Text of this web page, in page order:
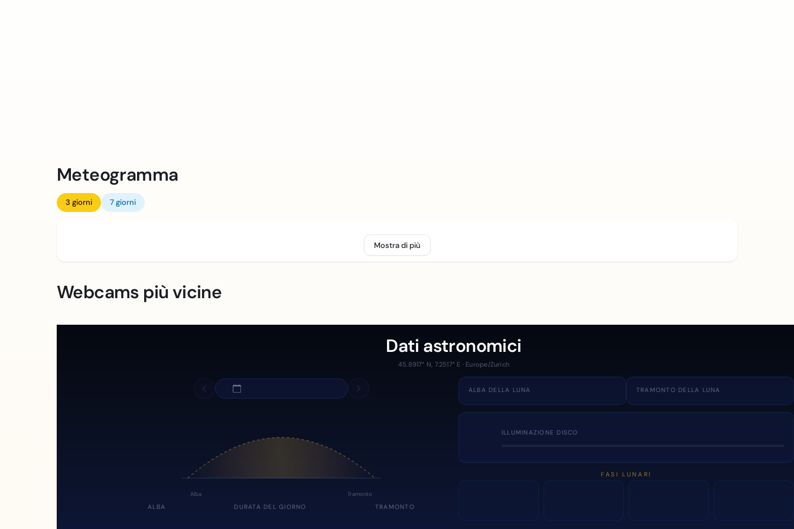
Meteogramma
3 giorni 7 giorni
Mostra di più
Webcams più vicine
Dati astronomici
45.8917° N, 7.2517° E · Europe/Zurich
Alba Tramonto
ALBA DURATA DEL GIORNO TRAMONTO
ALBA DELLA LUNA TRAMONTO DELLA LUNA
ILLUMINAZIONE DISCO
FASI LUNARI